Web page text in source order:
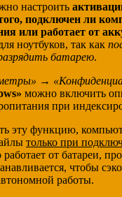
настроить
подключен ли
или работает от
ноутбуков, так как
батарею.
→
можно включить
при
эту функцию,
только при
работает от батареи,
чтобы
работы.